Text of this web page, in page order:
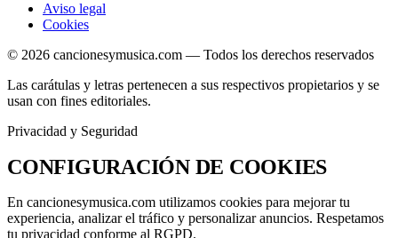
Aviso legal
Cookies
© 2026 cancionesymusica.com — Todos los derechos reservados
Las carátulas y letras pertenecen a sus respectivos propietarios y se
usan con fines editoriales.
Privacidad y Seguridad
CONFIGURACIÓN DE COOKIES
En cancionesymusica.com utilizamos cookies para mejorar tu
experiencia, analizar el tráfico y personalizar anuncios. Respetamos
tu privacidad conforme al RGPD.